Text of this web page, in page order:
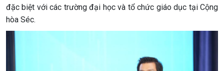
đặc biệt với các trường đại học và tổ chức giáo dục tại Cộng
hòa Séc.